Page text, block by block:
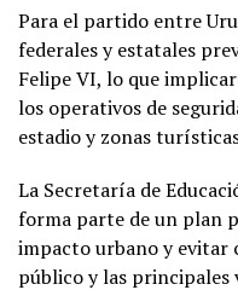
Para el partido entre
federales y estatales
Felipe VI, lo que
los operativos de
estadio y zonas
La Secretaría de
forma parte de un plan
impacto urbano y evitar
público y las